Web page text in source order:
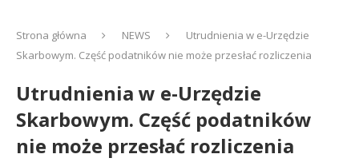
Strona główna NEWS
Utrudnienia w e-Urzędzie
Skarbowym. Część podatników nie może przesłać rozliczenia
Utrudnienia w e-Urzędzie
Skarbowym. Część podatników
nie może przesłać rozliczenia